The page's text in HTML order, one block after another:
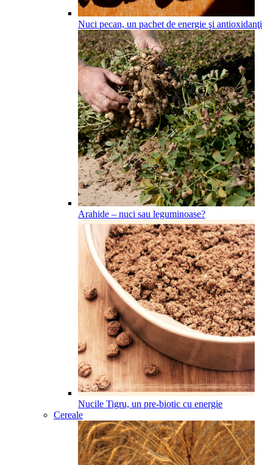
Nuci pecan, un pachet de energie şi antioxidanţi
Arahide – nuci sau leguminoase?
Nucile Tigru, un pre-biotic cu energie
Cereale